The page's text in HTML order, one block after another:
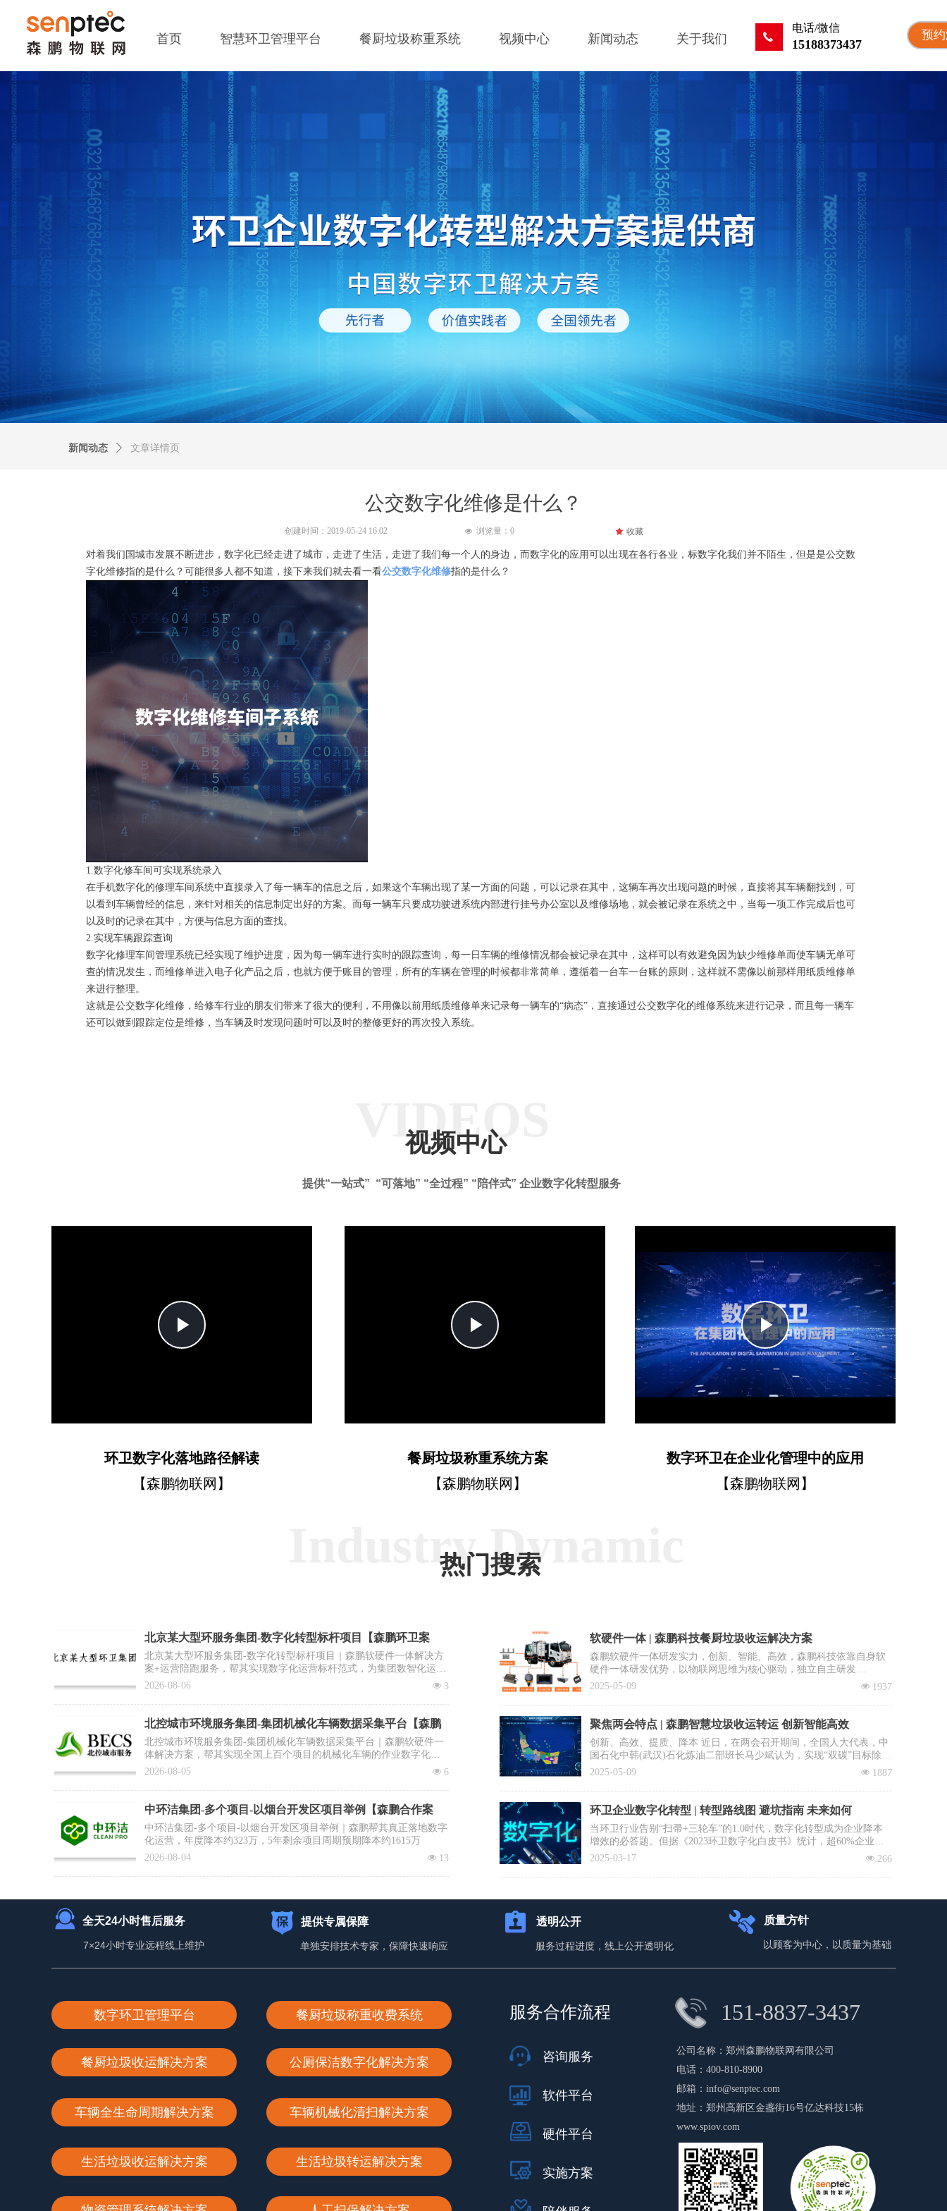
끅
电话/微信
15188373437
首页 智慧环卫管理平台 餐厨垃圾称重系统 视频中心 新闻动态 关于我们 预
公交数字化维修是什么？
对着我们国城市发展不断进步，数字化已经走进了城市，走进了生活，走进了我们每一个人的身边，而数字化的应用可以出现在各行各业，标数字化我们并不陌生，但是是公交数
字化维修指的是什么？可能很多人都不知道，接下来我们就去看一看公交数字化维修指的是什么？
1.数字化修车间可实现系统录入
在手机数字化的修理车间系统中直接录入了每一辆车的信息之后，如果这个车辆出现了某一方面的问题，可以记录在其中，这辆车再次出现问题的时候，直接将其车辆翻找到，可
以看到车辆曾经的信息，来针对相关的信息制定出好的方案。而每一辆车只要成功驶进系统内部进行挂号办公室以及维修场地，就会被记录在系统之中，当每一项工作完成后也可
以及时的记录在其中，方便与信息方面的查找。
2.实现车辆跟踪查询
数字化修理车间管理系统已经实现了维护进度，因为每一辆车进行实时的跟踪查询，每一日车辆的维修情况都会被记录在其中，这样可以有效避免因为缺少维修单而使车辆无单可
查的情况发生，而维修单进入电子化产品之后，也就方便于账目的管理，所有的车辆在管理的时候都非常简单，遵循着一台车一台账的原则，这样就不需像以前那样用纸质维修单
来进行整理。
这就是公交数字化维修，给修车行业的朋友们带来了很大的便利，不用像以前用纸质维修单来记录每一辆车的“病态”，直接通过公交数字化的维修系统来进行记录，而且每一辆车
还可以做到跟踪定位是维修，当车辆及时发现问题时可以及时的整修更好的再次投入系统。
新闻动态 ꄲ 文章详情页
创建时间： 2019-05-24 16:02 넶 浏览量： 0 끄 收藏
提供“一站式” “可落地” “全过程” “陪伴式” 企业数字化转型服务
VIDEOS
视频中心
Play
环卫数字化落地路径解读
【森鹏物联网】
Play
餐厨垃圾称重系统方案
【森鹏物联网】
Play
Video
数字环卫在企业化管理中的应用
【森鹏物联网】
北京某大型环服务集团-数字化转型标杆项目【森鹏环卫案
例】
北京某大型环服务集团-数字化转型标杆项目｜森鹏软硬件一体解决方
案+运营陪跑服务，帮其实现数字化运营标杆范式，为集团数智化运营
推广复制提供标杆范式
넶 3
2026-08-06
北控城市环境服务集团-集团机械化车辆数据采集平台【森鹏
合作案例】
北控城市环境服务集团-集团机械化车辆数据采集平台｜森鹏软硬件一
体解决方案，帮其实现全国上百个项目的机械化车辆的作业数字化，
为集团数智化运营打好基础
넶 6
2026-08-05
中环洁集团-多个项目-以烟台开发区项目举例【森鹏合作案
例】
中环洁集团-多个项目-以烟台开发区项目举例｜森鹏帮其真正落地数字
化运营，年度降本约323万，5年剩余项目周期预期降本约1615万
넶 13
2026-08-04
Industry Dynamic
热门搜索
软硬件一体 | 森鹏科技餐厨垃圾收运解决方案
森鹏软硬件一体研发实力，创新、智能、高效，森鹏科技依靠自身软
硬件一体研发优势，以物联网思维为核心驱动，独立自主研发
出“EVOS智慧环卫2.0管理平台”，餐厨垃圾收运系统是该平台核心子
넶 1937
2025-05-09
聚焦两会特点 | 森鹏智慧垃圾收运转运 创新智能高效
创新、高效、提质、降本 近日，在两会召开期间，全国人大代表，中
国石化中韩(武汉)石化炼油二部班长马少斌认为，实现“双碳”目标除了
需要企业进行转型升级和科技创新外，全民参与也必不可少，并就此
士、清华大学教授李景虹则建议政府鼓励回收企业与环卫系统合作，
降低前端收集运营成本。
넶 1887
2025-05-09
环卫企业数字化转型 | 转型路线图 避坑指南 未来如何
当环卫行业告别“扫帚+三轮车”的1.0时代，数字化转型成为企业降本
增效的必答题。但据《2023环卫数字化白皮书》统计，超60%企业投
入百万却未见实效：数据失真、系统闲置、员工抵触……如何避免重
你打赢这场“数字环卫攻坚战”。
넶 266
2025-03-17
公司名称： 郑州森鹏物联网有限公司
电话： 400-810-8900
邮箱： info@senptec.com
地址： 郑州高新区金盏街16号亿达科技15栋
www.spiov.com
全天24小时售后服务
7×24小时专业远程线上维护
提供专属保障
单独安排技术专家，保障快速响应 服务过程进度，线上公开透明化
透明公开
以顾客为中心，以质量为基础
质量方针
数字环卫管理平台 餐厨垃圾称重收费系统
餐厨垃圾收运解决方案 公厕保洁数字化解决方案
车辆全生命周期解决方案 车辆机械化清扫解决方案
生活垃圾收运解决方案 生活垃圾转运解决方案
151-8837-3437
咨询服务
软件平台
硬件平台
实施方案
服务合作流程